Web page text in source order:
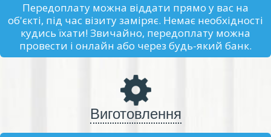
Передоплату можна віддати прямо у вас на
об'єкті, під час візиту заміряє. Немає необхідності
кудись їхати! Звичайно, передоплату можна
провести і онлайн або через будь-який банк.
Виготовлення